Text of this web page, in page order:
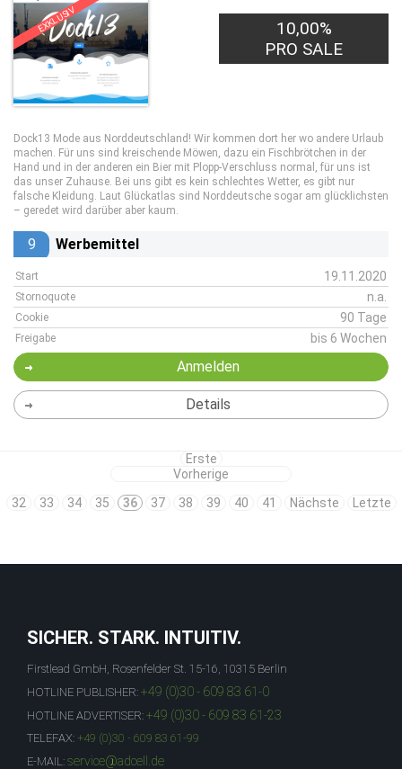
EXKLUSIV
10,00%
PRO SALE
Dock13 Mode aus Norddeutschland! Wir kommen dort her wo andere Urlaub
machen. Für uns sind kreischende Möwen, dazu ein Fischbrötchen in der
Hand und in der anderen ein Bier mit Plopp-Verschluss normal, für uns ist
das unser Zuhause. Bei uns gibt es kein schlechtes Wetter, es gibt nur
falsche Kleidung. Laut Glückatlas sind Norddeutsche sogar am glücklichsten
– geredet wird darüber aber kaum.
9 Werbemittel
Start 19.11.2020
Stornoquote n.a.
Cookie 90 Tage
Freigabe bis 6 Wochen
Anmelden
Details
Erste
Vorherige
32
33 34 35 36 37 38 39 40 41 Nächste Letzte
SICHER. STARK. INTUITIV.
Firstlead GmbH, Rosenfelder St. 15-16, 10315 Berlin
HOTLINE PUBLISHER: +49 (0)30 - 609 83 61-0
HOTLINE ADVERTISER: +49 (0)30 - 609 83 61-23
TELEFAX: +49 (0)30 - 609 83 61-99
E-MAIL: service@adcell.de